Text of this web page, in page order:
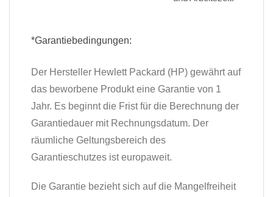
*Garantiebedingungen:
Der Hersteller Hewlett Packard (HP) gewährt auf
das beworbene Produkt eine Garantie von 1
Jahr. Es beginnt die Frist für die Berechnung der
Garantiedauer mit Rechnungsdatum. Der
räumliche Geltungsbereich des
Garantieschutzes ist europaweit.
Die Garantie bezieht sich auf die Mangelfreiheit